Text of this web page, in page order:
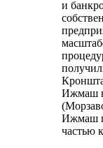
и
Ижмаш
Ижмаш
частью